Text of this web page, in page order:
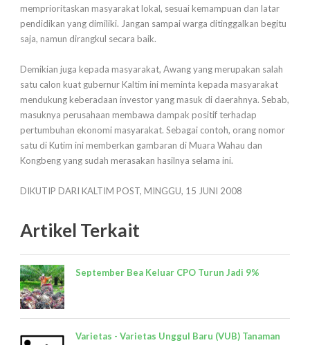
memprioritaskan masyarakat lokal, sesuai kemampuan dan latar
pendidikan yang dimiliki. Jangan sampai warga ditinggalkan begitu
saja, namun dirangkul secara baik.
Demikian juga kepada masyarakat, Awang yang merupakan salah
satu calon kuat gubernur Kaltim ini meminta kepada masyarakat
mendukung keberadaan investor yang masuk di daerahnya. Sebab,
masuknya perusahaan membawa dampak positif terhadap
pertumbuhan ekonomi masyarakat. Sebagai contoh, orang nomor
satu di Kutim ini memberkan gambaran di Muara Wahau dan
Kongbeng yang sudah merasakan hasilnya selama ini.
DIKUTIP DARI KALTIM POST, MINGGU, 15 JUNI 2008
Artikel Terkait
September Bea Keluar CPO Turun Jadi 9%
Varietas - Varietas Unggul Baru (VUB) Tanaman